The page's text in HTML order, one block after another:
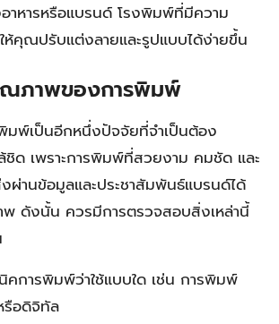
หารหรือแบรนด์ โรงพิมพ์ที่มีความ
ห้คุณปรับแต่งลายและรูปแบบได้ง่ายขึ้น
ภาพของการพิมพ์
พ์เป็นอีกหนึ่งปัจจัยที่จำเป็นต้อง
ชิด เพราะการพิมพ์ที่สวยงาม คมชัด และ
านข้อมูลและประชาสัมพันธ์แบรนด์ได้
พ ดังนั้น ควรมีการตรวจสอบสิ่งเหล่านี้
คการพิมพ์ว่าใช้แบบใด เช่น การพิมพ์
อดิจิทัล